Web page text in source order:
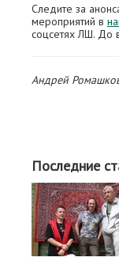
Следите за
мероприятий в
соцсетях ЛШ. До
Андрей
Последние